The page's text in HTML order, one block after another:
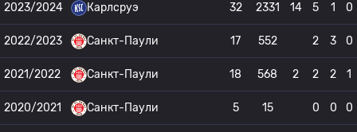
2023/2024 Карлсруэ 32 2331 14 5 1 0
2022/2023 Санкт-Паули 17 552 2 3 0
2021/2022 Санкт-Паули 18 568 2 2 2 1
2020/2021 Санкт-Паули 5 15 0 0 0